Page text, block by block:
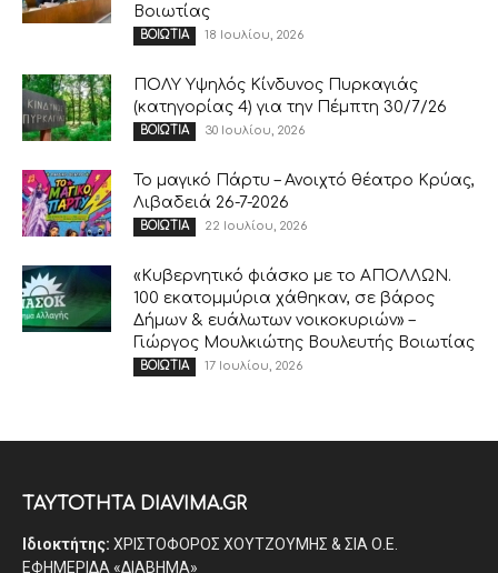
Βοιωτίας
ΒΟΙΩΤΙΑ 18 Ιουλίου, 2026
ΠΟΛΥ Υψηλός Κίνδυνος Πυρκαγιάς
(κατηγορίας 4) για την Πέμπτη 30/7/26
ΒΟΙΩΤΙΑ 30 Ιουλίου, 2026
Το μαγικό Πάρτυ – Ανοιχτό θέατρο Κρύας,
Λιβαδειά 26-7-2026
ΒΟΙΩΤΙΑ 22 Ιουλίου, 2026
«Κυβερνητικό φιάσκο με το ΑΠΟΛΛΩΝ.
100 εκατομμύρια χάθηκαν, σε βάρος
Δήμων & ευάλωτων νοικοκυριών» –
Γιώργος Μουλκιώτης Βουλευτής Βοιωτίας
ΒΟΙΩΤΙΑ 17 Ιουλίου, 2026
ΤΑΥΤΟΤΗΤΑ DIAVIMA.GR
Ιδιοκτήτης: ΧΡΙΣΤΟΦΟΡΟΣ ΧΟΥΤΖΟΥΜΗΣ & ΣΙΑ Ο.Ε.
ΕΦΗΜΕΡΙΔΑ «ΔΙΑΒΗΜΑ»